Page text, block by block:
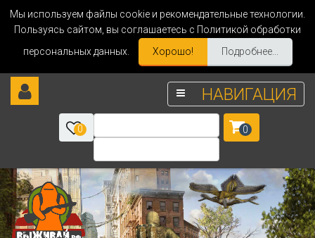
Мы используем файлы cookie и рекомендательные технологии.
Пользуясь сайтом, вы соглашаетесь с Политикой обработки
персональных данных.
Хорошо! Подробнее...
НАВИГАЦИЯ
0 0